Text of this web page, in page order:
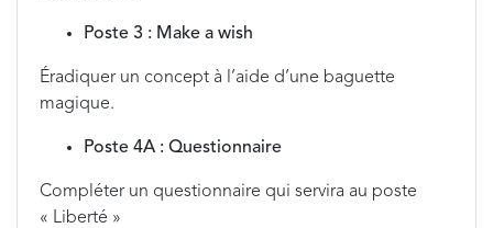
Poste 3 : Make a wish
Éradiquer un concept à l’aide d’une baguette
magique.
Poste 4A : Questionnaire
Compléter un questionnaire qui servira au poste
« Liberté »